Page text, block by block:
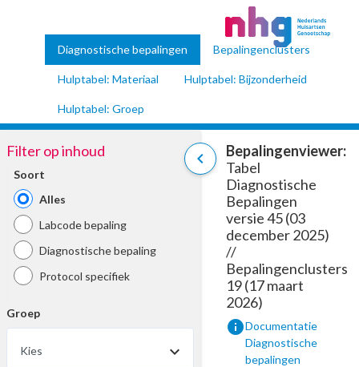
Diagnostische bepalingen Bepalingenclusters
Hulptabel: Materiaal Hulptabel: Bijzonderheid
Hulptabel: Groep
chevron_left
Filter op inhoud
Soort
Alles
Labcode bepaling
Diagnostische bepaling
Protocol specifiek
Groep
Kies
Bepalingenviewer:
Tabel
Diagnostische
Bepalingen
versie 45 (03
december 2025)
//
Bepalingenclusters
19 (17 maart
2026)
infoDocumentatie
Diagnostische
bepalingen